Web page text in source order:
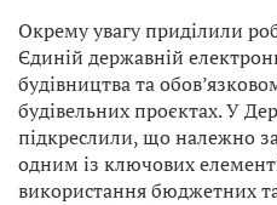
Окрему увагу приділили
Єдиній державній
будівництва та
будівельних проєктах. У
підкреслили, що належно
одним із ключових
використання бюджетних